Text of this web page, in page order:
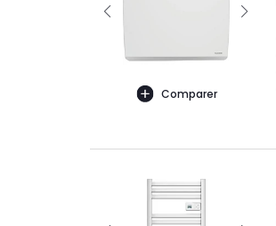
Comparer